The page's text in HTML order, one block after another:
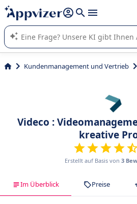
beantworten (mehrere Zeilen mit
Die KI von Appvizer führt Sie bei der
von SaaS-Software in Unternehmen.
Kundenmanagement und Vertrieb
Videco :
kreative
Erstellt auf Basis von 3
Im Überblick Preise